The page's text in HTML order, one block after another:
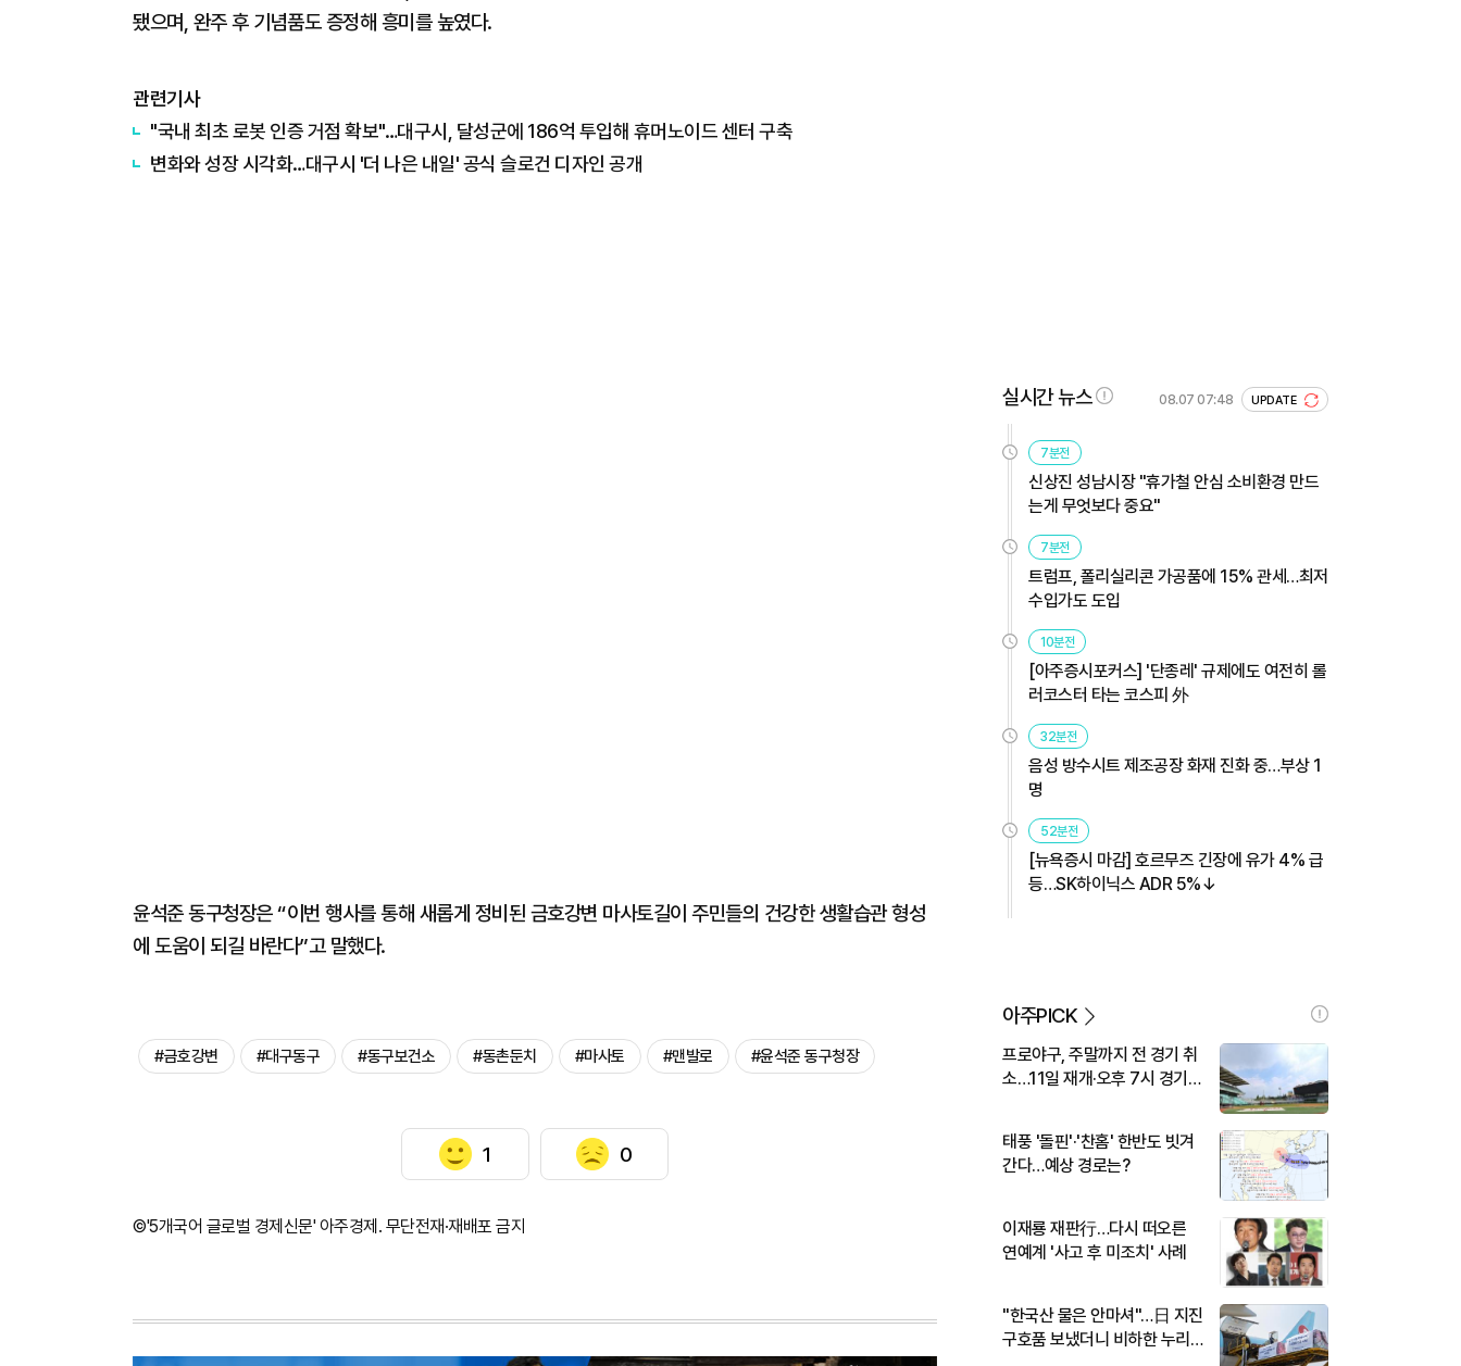
됐으며, 완주 후 기념품도 증정해 흥미를 높였다.
관련기사
"국내 최초 로봇 인증 거점 확보"…대구시, 달성군에 186억 투입해 휴머노이드 센터 구축
변화와 성장 시각화…대구시 '더 나은 내일' 공식 슬로건 디자인 공개
윤석준 동구청장은 “이번 행사를 통해 새롭게 정비된 금호강변 마사토길이 주민들의 건강한 생활습관 형성
에 도움이 되길 바란다”고 말했다.
#금호강변 #대구동구 #동구보건소 #동촌둔치 #마사토 #맨발로 #윤석준 동구청장
1 0
©'5개국어 글로벌 경제신문' 아주경제. 무단전재·재배포 금지
실시간 뉴스 08.07 07:48 UPDATE
7분전
신상진 성남시장 "휴가철 안심 소비환경 만드
는게 무엇보다 중요"
7분전
트럼프, 폴리실리콘 가공품에 15% 관세…최저
수입가도 도입
10분전
[아주증시포커스] '단종레' 규제에도 여전히 롤
러코스터 타는 코스피 外
32분전
음성 방수시트 제조공장 화재 진화 중…부상 1
명
52분전
[뉴욕증시 마감] 호르무즈 긴장에 유가 4% 급
등…SK하이닉스 ADR 5%↓
아주PICK
프로야구, 주말까지 전 경기 취
소…11일 재개·오후 7시 경기
태풍 '돌핀'·'찬홈' 한반도 빗겨
간다…예상 경로는?
이재룡 재판行…다시 떠오른
연예계 '사고 후 미조치' 사례
"한국산 물은 안마셔"…日 지진
구호품 보냈더니 비하한 누리